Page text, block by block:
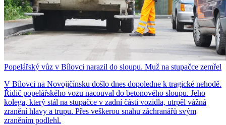
Popelářský vůz v Bílovci narazil do sloupu. Muž na stupačce zemřel
V Bílovci na Novojičínsku došlo dnes dopoledne k tragické nehodě.
Řidič popelářského vozu nacouval do betonového sloupu. Jeho
kolega, který stál na stupačce v zadní části vozidla, utrpěl vážná
zranění hlavy a trupu. Přes veškerou snahu záchranářů svým
zraněním podlehl.